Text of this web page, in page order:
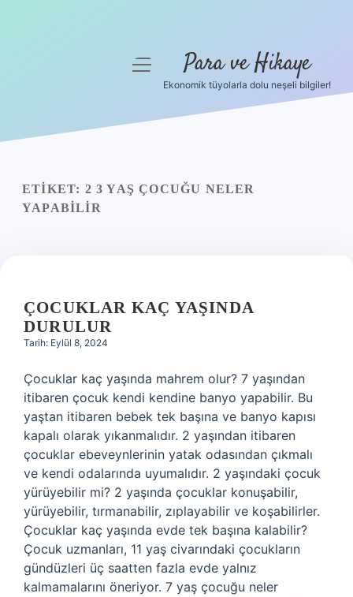
Yasal Uyarı
menüyü
Para ve Hikaye
Ekonomik tüyolarla dolu neşeli bilgiler!
ETIKET: 2 3 YAŞ ÇOCUĞU NELER
YAPABILIR
ÇOCUKLAR KAÇ YAŞINDA
DURULUR
Tarih: Eylül 8, 2024
Çocuklar kaç yaşında mahrem olur? 7 yaşından
itibaren çocuk kendi kendine banyo yapabilir. Bu
yaştan itibaren bebek tek başına ve banyo kapısı
kapalı olarak yıkanmalıdır. 2 yaşından itibaren
çocuklar ebeveynlerinin yatak odasından çıkmalı
ve kendi odalarında uyumalıdır. 2 yaşındaki çocuk
yürüyebilir mi? 2 yaşında çocuklar konuşabilir,
yürüyebilir, tırmanabilir, zıplayabilir ve koşabilirler.
Çocuklar kaç yaşında evde tek başına kalabilir?
Çocuk uzmanları, 11 yaş civarındaki çocukların
gündüzleri üç saatten fazla evde yalnız
kalmamalarını öneriyor. 7 yaş çocuğu neler